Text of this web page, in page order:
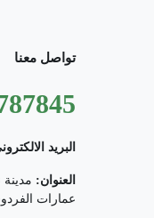
تواصل معنا
البريد
العنوان:
عمارات